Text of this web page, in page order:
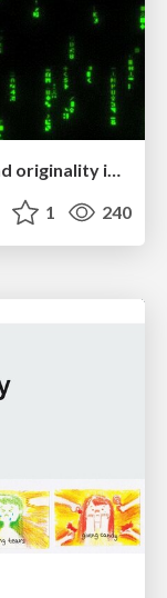
Game over? The fight for quality and originality in the time of robots
1 240